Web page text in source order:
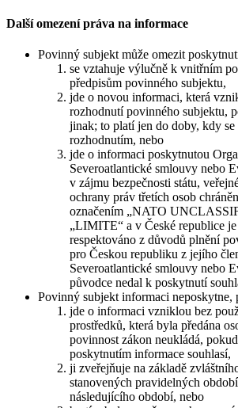
Další omezení práva na informace
Povinný subjekt může omezit
se vztahuje výlučně k vnitřním
předpisům povinného subjektu,
jde o novou informaci, která
rozhodnutí povinného subjektu,
jinak; to platí jen do doby, kdy
rozhodnutím, nebo
jde o informaci poskytnutou
Severoatlantické smlouvy nebo
v zájmu bezpečnosti státu,
ochrany práv třetích osob
označením „NATO
„LIMITE“ a v České republice
respektováno z důvodů plnění
pro Českou republiku z jejího
Severoatlantické smlouvy nebo
původce nedal k poskytnutí
Povinný subjekt informaci neposkytne,
jde o informaci vzniklou bez
prostředků, která byla předána
povinnost zákon neukládá,
poskytnutím informace souhlasí,
ji zveřejňuje na základě
stanovených pravidelných
následujícího období, nebo